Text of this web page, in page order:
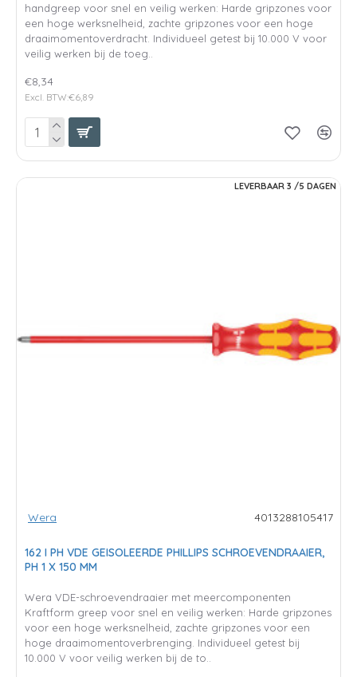
handgreep voor snel en veilig werken: Harde gripzones voor
een hoge werksnelheid, zachte gripzones voor een hoge
draaimomentoverdracht. Individueel getest bij 10.000 V voor
veilig werken bij de toeg..
€8,34
Excl. BTW:€6,89
LEVERBAAR 3 /5 DAGEN
Wera 4013288105417
162 I PH VDE GEISOLEERDE PHILLIPS SCHROEVENDRAAIER,
PH 1 X 150 MM
Wera VDE-schroevendraaier met meercomponenten
Kraftform greep voor snel en veilig werken: Harde gripzones
voor een hoge werksnelheid, zachte gripzones voor een
hoge draaimomentoverbrenging. Individueel getest bij
10.000 V voor veilig werken bij de to..